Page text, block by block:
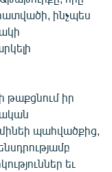
ինչպես
իր
պահվածքից,
եւ